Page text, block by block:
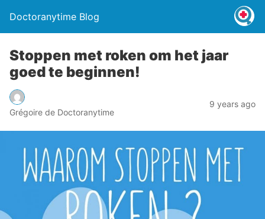
Doctoranytime Blog
Stoppen met roken om het jaar
goed te beginnen!
Grégoire de Doctoranytime
9 years ago